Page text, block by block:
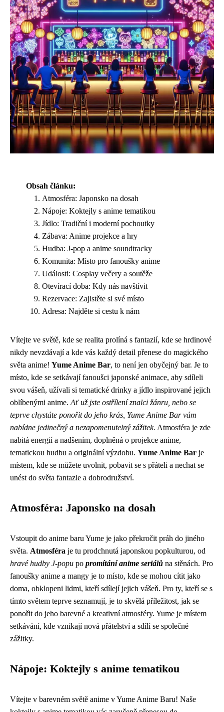
Obsah článku:
Atmosféra: Japonsko na dosah
Nápoje: Koktejly s anime tematikou
Jídlo: Tradiční i moderní pochoutky
Zábava: Anime projekce a hry
Hudba: J-pop a anime soundtracky
Komunita: Místo pro fanoušky anime
Události: Cosplay večery a soutěže
Otevírací doba: Kdy nás navštívit
Rezervace: Zajistěte si své místo
Adresa: Najděte si cestu k nám
Vítejte ve světě, kde se realita prolíná s fantazií, kde se hrdinové
nikdy nevzdávají a kde vás každý detail přenese do magického
světa anime! Yume Anime Bar, to není jen obyčejný bar. Je to
místo, kde se setkávají fanoušci japonské animace, aby sdíleli
svou vášeň, užívali si tematické drinky a jídlo inspirované jejich
oblíbenými anime. Ať už jste ostřílení znalci žánru, nebo se
teprve chystáte ponořit do jeho krás, Yume Anime Bar vám
nabídne jedinečný a nezapomenutelný zážitek. Atmosféra je zde
nabitá energií a nadšením, doplněná o projekce anime,
tematickou hudbu a originální výzdobu. Yume Anime Bar je
místem, kde se můžete uvolnit, pobavit se s přáteli a nechat se
unést do světa fantazie a dobrodružství.
Atmosféra: Japonsko na dosah
Vstoupit do anime baru Yume je jako překročit práh do jiného
světa. Atmosféra je tu prodchnutá japonskou popkulturou, od
hravé hudby J-popu po promítání anime seriálů na stěnách. Pro
fanoušky anime a mangy je to místo, kde se mohou cítit jako
doma, obklopeni lidmi, kteří sdílejí jejich vášeň. Pro ty, kteří se s
tímto světem teprve seznamují, je to skvělá příležitost, jak se
ponořit do jeho barevné a kreativní atmosféry. Yume je místem
setkávání, kde vznikají nová přátelství a sdílí se společné
zážitky.
Nápoje: Koktejly s anime tematikou
Vítejte v barevném světě anime v Yume Anime Baru! Naše